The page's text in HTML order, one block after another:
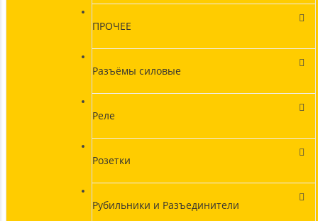
ПРОЧЕЕ
Разъёмы силовые
Реле
Розетки
Рубильники и Разъединители